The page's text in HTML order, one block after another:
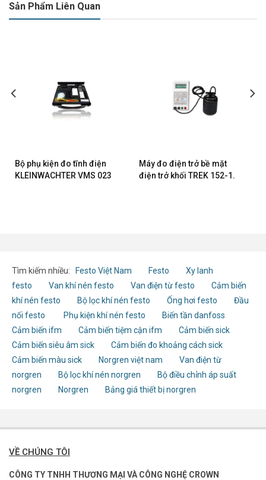
Sản Phẩm Liên Quan
Bộ phụ kiện đo tĩnh điện
KLEINWACHTER VMS 023
Máy đo điện trở bề mặt
điện trở khối TREK 152-1.
Tìm kiếm nhiều: Festo Việt Nam Festo
Xy lanh
festo
Van khí nén festo Van điện từ festo
Cảm biến
khí nén festo
Bộ lọc khí nén festo Ống hơi festo
Đầu
nối festo
Phụ kiện khí nén festo
Biến tần danfoss
Cảm biến ifm
Cảm biến tiệm cận ifm
Cảm biến sick
Cảm biến siêu âm sick
Cảm biến đo khoảng cách sick
Cảm biến màu sick
Norgren việt nam
Van điện từ
norgren
Bộ lọc khí nén norgren
Bộ điều chỉnh áp suất
norgren
Norgren Bảng giá thiết bị norgren
VỀ CHÚNG TÔI
CÔNG TY TNHH THƯƠNG MẠI VÀ CÔNG NGHỆ CROWN